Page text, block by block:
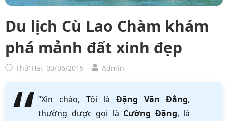
Du lịch Cù Lao Chàm khám
phá mảnh đất xinh đẹp
Thứ Hai, 03/06/2019 Admin
“Xin chào, Tôi là Đặng Văn Đẳng,
thường được gọi là Cường Đặng, là